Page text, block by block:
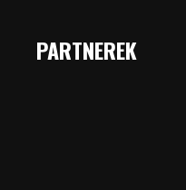
PARTNEREK